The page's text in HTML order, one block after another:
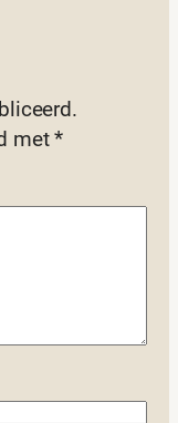
met*